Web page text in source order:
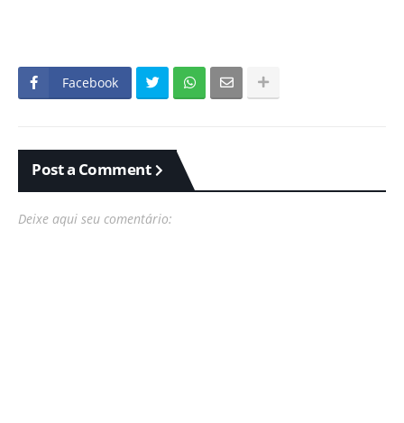
Facebook
Post a Comment
Deixe aqui seu comentário: